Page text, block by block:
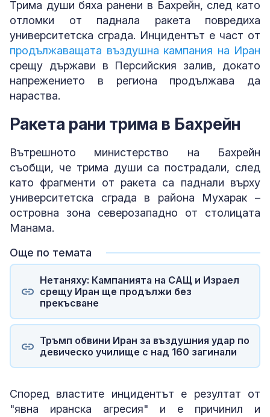
Трима души бяха ранени в Бахрейн, след като
отломки от паднала ракета повредиха
университетска сграда. Инцидентът е част от
продължаващата въздушна кампания на Иран
срещу държави в Персийския залив, докато
напрежението в региона продължава да
нараства.
Ракета рани трима в Бахрейн
Вътрешното министерство на Бахрейн
съобщи, че трима души са пострадали, след
като фрагменти от ракета са паднали върху
университетска сграда в района Мухарак –
островна зона северозападно от столицата
Манама.
Още по темата
Нетаняху: Кампанията на САЩ и Израел
срещу Иран ще продължи без
прекъсване
Тръмп обвини Иран за въздушния удар по
девическо училище с над 160 загинали
Според властите инцидентът е резултат от
"явна иранска агресия" и е причинил и